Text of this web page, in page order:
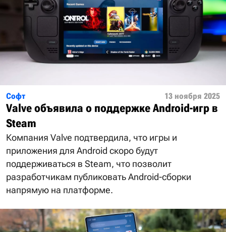
Софт 13 ноября 2025
Valve объявила о поддержке Android-игр в
Steam
Компания Valve подтвердила, что игры и
приложения для Android скоро будут
поддерживаться в Steam, что позволит
разработчикам публиковать Android-сборки
напрямую на платформе.